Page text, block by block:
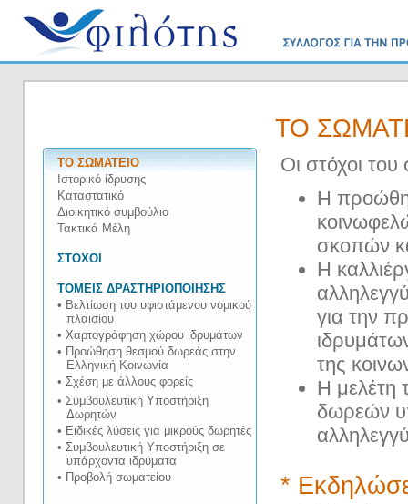
ΤΟ ΣΩΜΑΤΕΙΟ
Ιστορικό ίδρυσης
Καταστατικό
Διοικητικό συμβούλιο
Τακτικά Μέλη
ΣΤΟΧΟΙ
ΤΟΜΕΙΣ ΔΡΑΣΤΗΡΙΟΠΟΙΗΣΗΣ
• Βελτίωση του υφιστάμενου νομικού
πλαισίου
• Χαρτογράφηση χώρου ιδρυμάτων
• Προώθηση θεσμού δωρεάς στην
Ελληνική Κοινωνία
• Σχέση με άλλους φορείς
• Συμβουλευτική Υποστήριξη
Δωρητών
• Ειδικές λύσεις για μικρούς δωρητές
• Συμβουλευτική Υποστήριξη σε
υπάρχοντα ιδρύματα
• Προβολή σωματείου
ΤΟ
Οι στόχοι
Η
σκοπών
Η
για την
της
Η μελέτη
δωρεών
*